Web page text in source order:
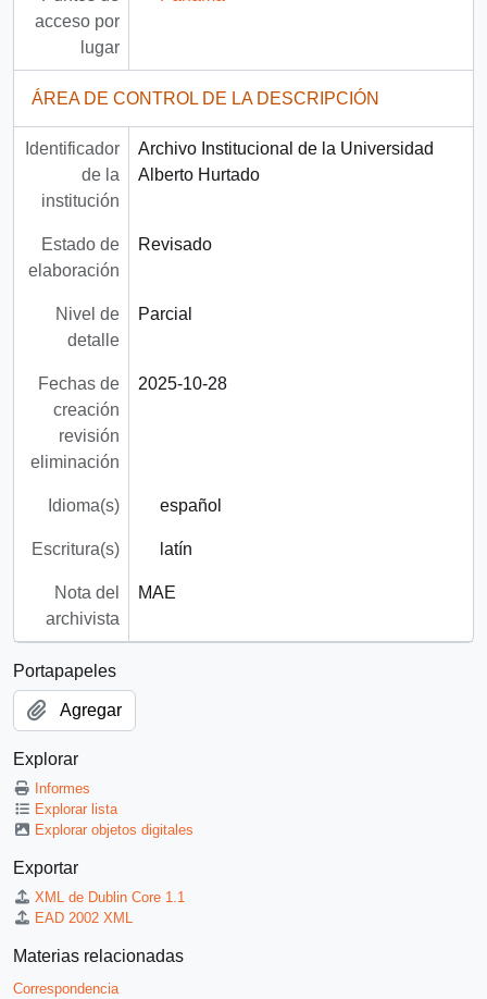
acceso por
lugar
ÁREA DE CONTROL DE LA DESCRIPCIÓN
Identificador
de la
institución
Archivo Institucional de la Universidad
Alberto Hurtado
Estado de
elaboración
Revisado
Nivel de
detalle
Parcial
Fechas de
creación
revisión
eliminación
2025-10-28
Idioma(s) español
Escritura(s) latín
Nota del
archivista
MAE
Portapapeles
Agregar
Explorar
Informes
Explorar lista
Explorar objetos digitales
Exportar
XML de Dublin Core 1.1
EAD 2002 XML
Materias relacionadas
Correspondencia